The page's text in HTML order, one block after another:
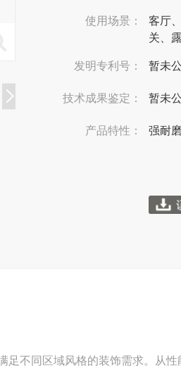
使用场景：
客厅
关、
发明专利号： 暂未
技术成果鉴定： 暂未
产品特性： 强耐
不同区域风格的装饰需求。从